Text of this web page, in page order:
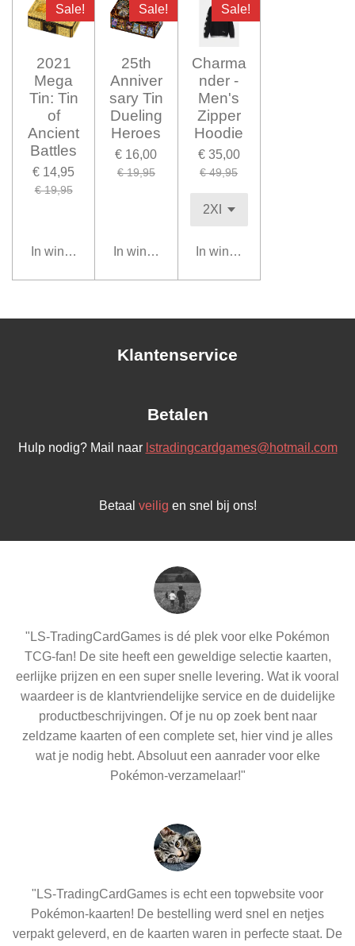
Sale!
2021
Mega
Tin: Tin
of
Ancient
Battles
€ 14,95
€ 19,95
In winkelwagen
Sale!
25th
Anniver
sary Tin
Dueling
Heroes
€ 16,00
€ 19,95
In winkelwagen
Sale!
Charma
nder -
Men's
Zipper
Hoodie
€ 35,00
€ 49,95
In winkelwagen
Klantenservice
Betalen
Hulp nodig? Mail naar lstradingcardgames@hotmail.com
Betaal veilig en snel bij ons!
"LS-TradingCardGames is dé plek voor elke Pokémon
TCG-fan! De site heeft een geweldige selectie kaarten,
eerlijke prijzen en een super snelle levering. Wat ik vooral
waardeer is de klantvriendelijke service en de duidelijke
productbeschrijvingen. Of je nu op zoek bent naar
zeldzame kaarten of een complete set, hier vind je alles
wat je nodig hebt. Absoluut een aanrader voor elke
Pokémon-verzamelaar!"
"LS-TradingCardGames is echt een topwebsite voor
Pokémon-kaarten! De bestelling werd snel en netjes
verpakt geleverd, en de kaarten waren in perfecte staat. De